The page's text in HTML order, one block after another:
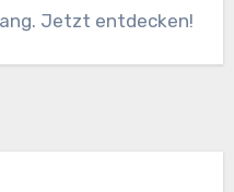
Jetzt entdecken!